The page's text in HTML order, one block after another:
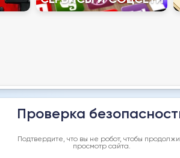
Проверка
Подтвердите, что вы не робот, чтобы
просмотр сайта.